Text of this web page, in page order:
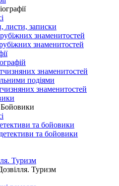
записки
знаменитостей
знаменитостей
знаменитостей
подіями
знаменитостей
та бойовики
та бойовики
Туризм
Туризм